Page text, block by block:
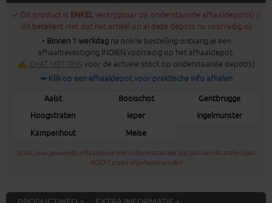
✓ Dit product is ENKELverkrijgbaar op onderstaande afhaaldepot(s) (!
dit betekent niet dat het artikel op al deze depots nu voorradig is)
• Binnen 1 werkdagna online bestelling ontvang je een
afhaalbevestiging INDIEN voorradig op het afhaaldepot.
✍ CHAT MET ONS voor de actuele stock op onderstaande depot(s)
➥ Klik op een afhaaldepot voor praktische info afhalen
Aalst Booischot
Gentbrugge
Hoogstraten
Ieper
Ingelmunster
Kampenhout
Meise
Staat jouw gewenste afhaaldepot niet in bovenstaande lijst dan kan dit artikel daar
NOOIT gratis afgehaald worden